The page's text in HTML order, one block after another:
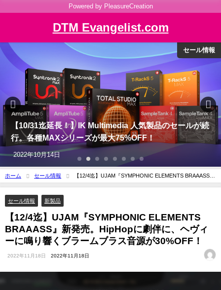
Powered by PleasureCreation
DTM Evangelist.com
新製品
Strymon『Big Sky Plugin』新発売！12アルゴリズムの
最高峰ペダルリバーブがついにプラグインに！
2022年10月22日
ホーム セール情報
【12/4迄】UJAM『SYMPHONIC ELEMENTS BRAAASS』
新発売。HipHopに劇伴に、ヘヴィーに鳴り響くブラームブラス音源が30%OFF！
セール情報 新製品
【12/4迄】UJAM『SYMPHONIC ELEMENTS
BRAAASS』新発売。HipHopに劇伴に、ヘヴィ
ーに鳴り響くブラームブラス音源が30%OFF！
2022年11月18日 2022年11月18日